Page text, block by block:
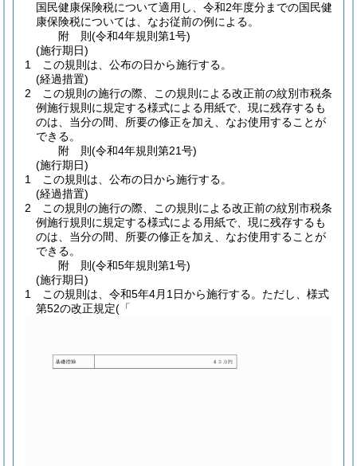
国民健康保険税について適用し、令和2年度分までの国民健
康保険税については、なお従前の例による。
附 則(令和4年規則第1号)
(施行期日)
1
この規則は、公布の日から施行する。
(経過措置)
2
この規則の施行の際、この規則による改正前の紋別市税条
例施行規則に規定する様式による用紙で、現に残存するも
のは、当分の間、所要の修正を加え、なお使用することが
できる。
附 則(令和4年規則第21号)
(施行期日)
1
この規則は、公布の日から施行する。
(経過措置)
2
この規則の施行の際、この規則による改正前の紋別市税条
例施行規則に規定する様式による用紙で、現に残存するも
のは、当分の間、所要の修正を加え、なお使用することが
できる。
附 則(令和5年規則第1号)
(施行期日)
1
この規則は、令和5年4月1日から施行する。 ただし、様式
第52の改正規定(「